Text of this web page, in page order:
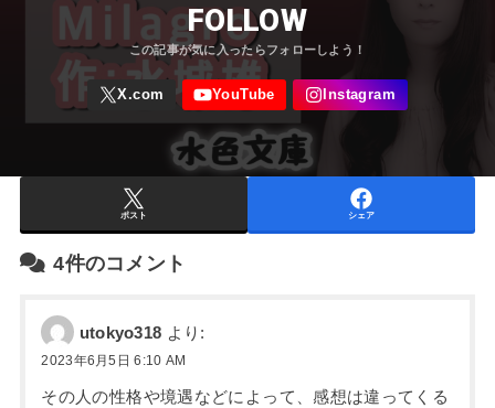
FOLLOW
ポスト シェア
4件のコメント
utokyo318 より:
2023年6月5日 6:10 AM
その人の性格や境遇などによって、感想は違ってくる